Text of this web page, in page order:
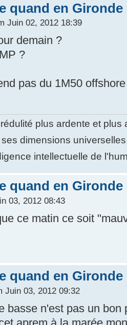
quand en Gironde
Juin 02, 2012 18:39
demain ?
?
pas du 1M50
plus ardente et
dimensions
intellectuelle de
quand en Gironde
03, 2012 08:43
ce matin ce soit
quand en Gironde
Juin 03, 2012 09:32
basse n'est pas un bon
aprem à la marée